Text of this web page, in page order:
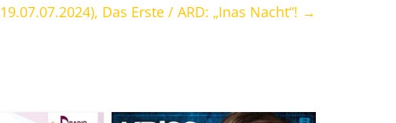
Das Erste / ARD: „Inas Nacht“! →